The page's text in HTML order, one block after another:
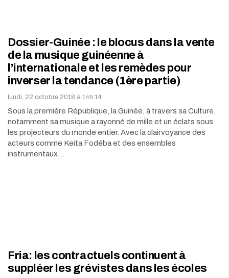
Dossier-Guinée : le blocus dans la vente
de la musique guinéenne à
l’internationale et les remèdes pour
inverser la tendance (1ère partie)
lundi, 22 octobre 2018 à 14h:14
Sous la première République, la Guinée, à travers sa Culture,
notamment sa musique a rayonné de mille et un éclats sous
les projecteurs du monde entier. Avec la clairvoyance des
acteurs comme Keita Fodéba et des ensembles
instrumentaux…
Fria: les contractuels continuent à
suppléer les grévistes dans les écoles